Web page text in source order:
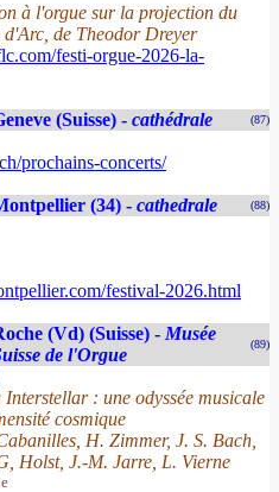
à l'orgue sur la projection du
de Theodor Dreyer
festi-orgue-2026-la-
(Suisse) - cathédrale (87)
prochains-concerts/
(34) - cathedrale (88)
festival-2026.html
(Vd) (Suisse) - Musée
de l'Orgue
(89)
: une odyssée musicale
cosmique
H. Zimmer, J. S. Bach,
Holst, J.-M. Jarre, L. Vierne